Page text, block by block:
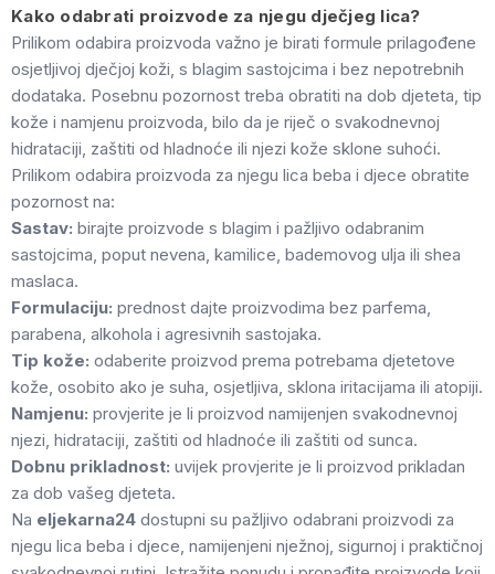
Kako odabrati proizvode za njegu dječjeg lica?
Prilikom odabira proizvoda važno je birati formule prilagođene
osjetljivoj dječjoj koži, s blagim sastojcima i bez nepotrebnih
dodataka. Posebnu pozornost treba obratiti na dob djeteta, tip
kože i namjenu proizvoda, bilo da je riječ o svakodnevnoj
hidrataciji, zaštiti od hladnoće ili njezi kože sklone suhoći.
Prilikom odabira proizvoda za njegu lica beba i djece obratite
pozornost na:
Sastav: birajte proizvode s blagim i pažljivo odabranim
sastojcima, poput nevena, kamilice, bademovog ulja ili shea
maslaca.
Formulaciju: prednost dajte proizvodima bez parfema,
parabena, alkohola i agresivnih sastojaka.
Tip kože: odaberite proizvod prema potrebama djetetove
kože, osobito ako je suha, osjetljiva, sklona iritacijama ili atopiji.
Namjenu: provjerite je li proizvod namijenjen svakodnevnoj
njezi, hidrataciji, zaštiti od hladnoće ili zaštiti od sunca.
Dobnu prikladnost: uvijek provjerite je li proizvod prikladan
za dob vašeg djeteta.
Na eljekarna24 dostupni su pažljivo odabrani proizvodi za
njegu lica beba i djece, namijenjeni nježnoj, sigurnoj i praktičnoj